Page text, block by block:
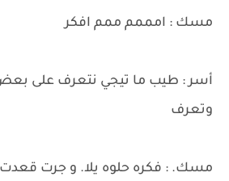
مسك : امممم ممم افكر
أسر : طيب ما تيجي نتعرف على
وتعرف
مسك. : فكره حلوه يلا. و جرت قعدت